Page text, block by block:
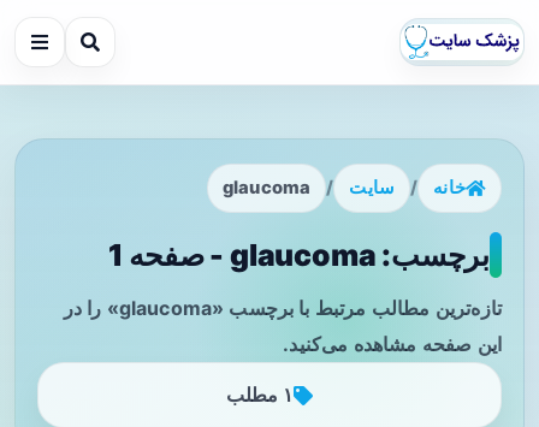
خانه / سایت /
glaucoma
برچسب: glaucoma - صفحه 1
تازه‌ترین مطالب مرتبط با برچسب «glaucoma» را در
این صفحه مشاهده می‌کنید.
۱ مطلب